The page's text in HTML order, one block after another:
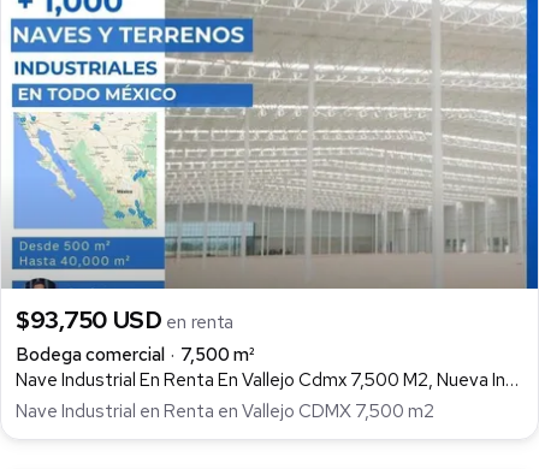
$93,750 USD en renta
Bodega comercial
7,500 m²
Nave Industrial En Renta En Vallejo Cdmx 7,500 M2, Nueva Industrial Vallejo, Gustavo A. Madero
Nave Industrial en Renta en Vallejo CDMX 7,500 m2